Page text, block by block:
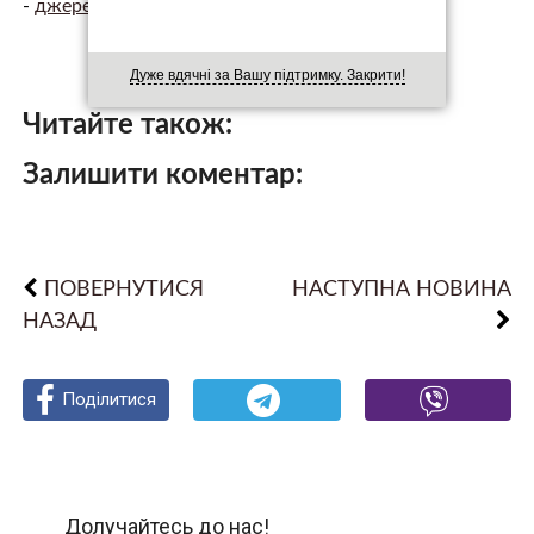
Дуже вдячні за Вашу підтримку. Закрити!
- джерело.
Читайте також:
Залишити коментар:
ПОВЕРНУТИСЯ
НАЗАД
НАСТУПНА НОВИНА
Поділитися
Долучайтесь до нас!